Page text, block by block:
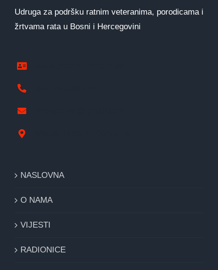
Udruga za podršku ratnim veteranima, porodicama i
žrtvama rata u Bosni i Hercegovini
NASLOVNA
O NAMA
VIJESTI
RADIONICE